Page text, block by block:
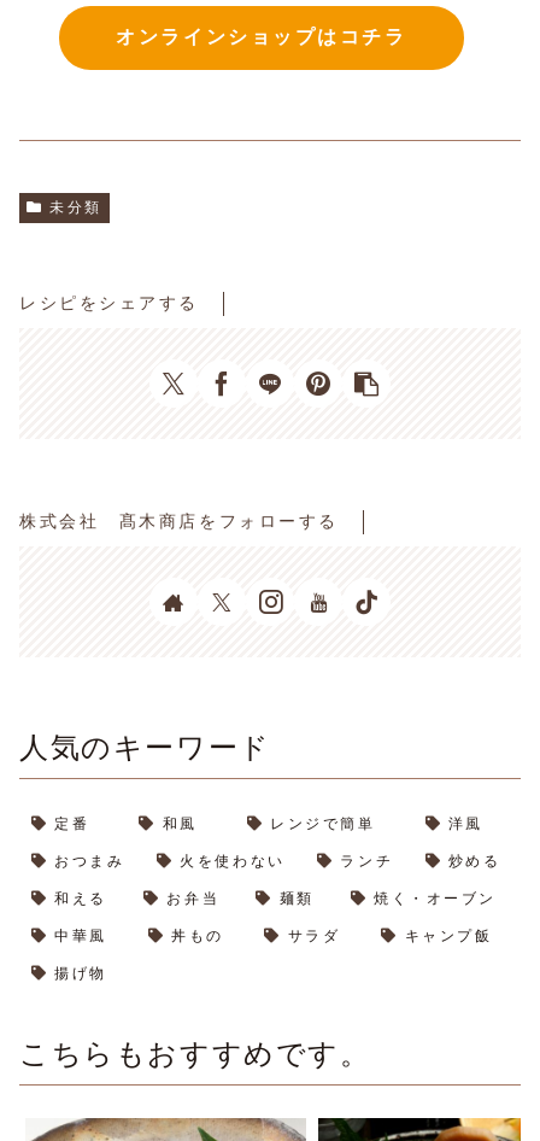
オンラインショップはコチラ
未分類
レシピをシェアする
株式会社 髙木商店をフォローする
人気のキーワード
定番 和風 レンジで簡単 洋風
おつまみ 火を使わない ランチ 炒める
和える お弁当 麺類 焼く・オーブン
中華風 丼もの サラダ キャンプ飯
揚げ物
こちらもおすすめです。